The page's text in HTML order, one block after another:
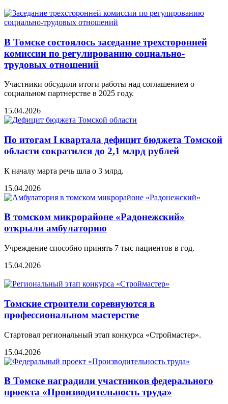
В Томске состоялось заседание трехсторонней
комиссии по регулированию социально-
трудовых отношений
Участники обсудили итоги работы над соглашением о
социальном партнерстве в 2025 году.
15.04.2026
По итогам I квартала дефицит бюджета Томской
области сократился до 2,1 млрд рублей
К началу марта речь шла о 3 млрд.
15.04.2026
В томском микрорайоне «Радонежский»
открыли амбулаторию
Учреждение способно принять 7 тыс пациентов в год.
15.04.2026
Томские строители соревнуются в
профессиональном мастерстве
Cтартовал региональный этап конкурса «Строймастер».
15.04.2026
В Томске наградили участников федерального
проекта «Производительность труда»